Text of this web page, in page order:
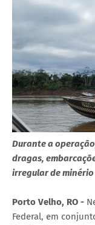
Durante a
dragas,
irregular de minério
Porto Velho, RO -
Federal, em